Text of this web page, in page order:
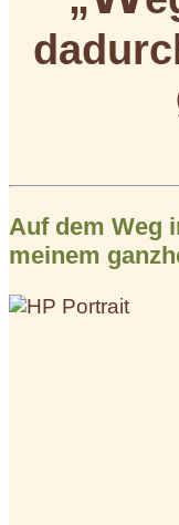
Auf dem Weg
meinem